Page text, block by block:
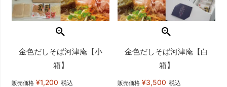
金色だしそば河津庵【小
箱】
販売価格 ¥1,200 税込
金色だしそば河津庵【白
箱】
販売価格 ¥3,500 税込